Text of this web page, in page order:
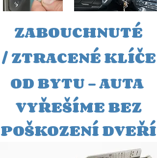
ZABOUCHNUTÉ
/ZTRACENÉ KLÍČE
OD BYTU - AUTA
VYŘEŠÍME BEZ
POŠKOZENÍ DVEŘÍ